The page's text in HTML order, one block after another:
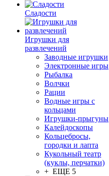
Сладости
Игрушки для
развлечений
Заводные игрушки
Электронные игры
Рыбалка
Волчки
Рации
Водные игры с
кольцами
Игрушки-прыгуны
Калейдоскопы
Кольцебросы,
городки и лапта
Кукольный театр
(куклы, перчатки)
+ ЕЩЕ 5